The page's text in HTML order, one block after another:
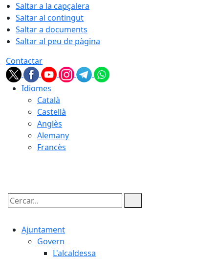
Saltar a la capçalera
Saltar al contingut
Saltar a documents
Saltar al peu de pàgina
Contactar
Idiomes
Català
Castellà
Anglès
Alemany
Francès
Cercar:
Ajuntament
Govern
L'alcaldessa